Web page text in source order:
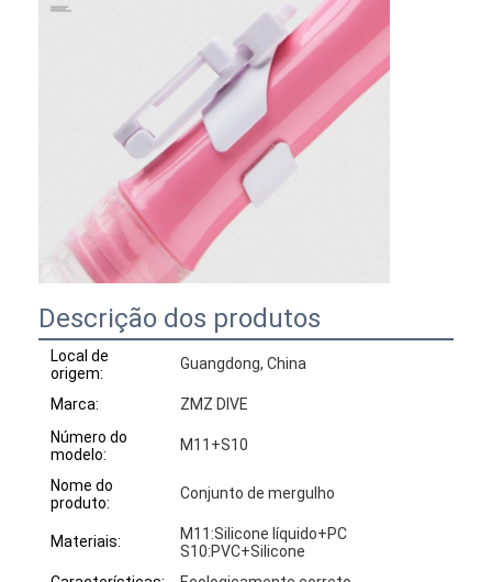
Descrição dos produtos
Local de
origem:
Guangdong, China
Marca: ZMZ DIVE
Número do
modelo:
M11+S10
Nome do
produto:
Conjunto de mergulho
Materiais:
M11:Silicone líquido+PC
S10:PVC+Silicone